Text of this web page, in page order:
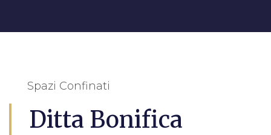
Spazi Confinati
Ditta Bonifica